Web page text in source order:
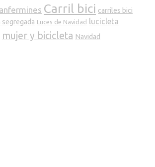
Carril bici carriles bici
Luces de Navidad lucicleta
mujer y bicicleta Navidad